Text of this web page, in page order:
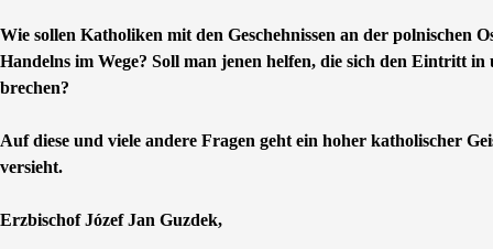
Wie sollen Katholiken mit den Geschehnissen an der polnischen
Handelns im Wege? Soll man jenen helfen, die sich den Eintritt
brechen?
Auf diese und viele andere Fragen geht ein hoher katholischer
versieht.
Erzbischof Józef Jan Guzdek,